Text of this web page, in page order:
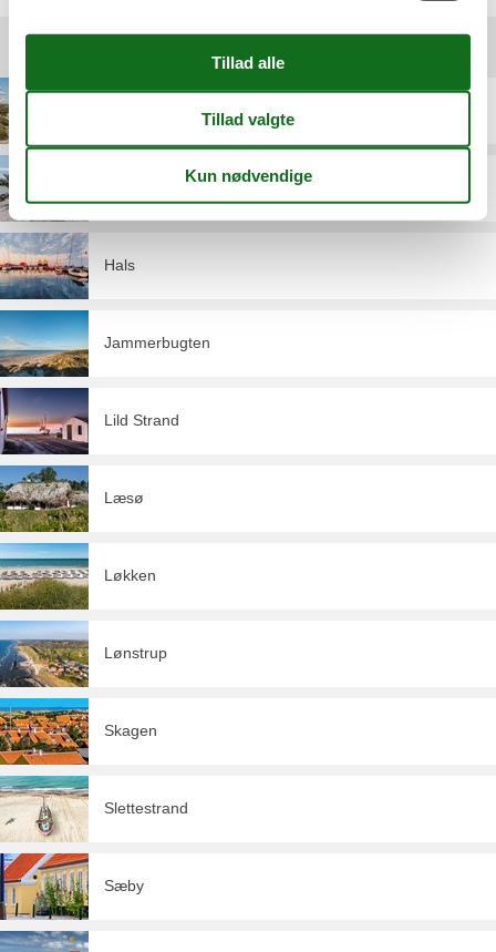
Destinationer under Nordjylland
Frederikshavn
Hals
Jammerbugten
Lild Strand
Læsø
Løkken
Lønstrup
Skagen
Slettestrand
Sæby